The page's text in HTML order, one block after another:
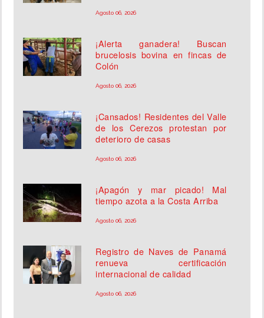
Agosto 06, 2026
¡Alerta ganadera! Buscan
brucelosis bovina en fincas de
Colón
Agosto 06, 2026
¡Cansados! Residentes del Valle
de los Cerezos protestan por
deterioro de casas
Agosto 06, 2026
¡Apagón y mar picado! Mal
tiempo azota a la Costa Arriba
Agosto 06, 2026
Registro de Naves de Panamá
renueva certificación
internacional de calidad
Agosto 06, 2026